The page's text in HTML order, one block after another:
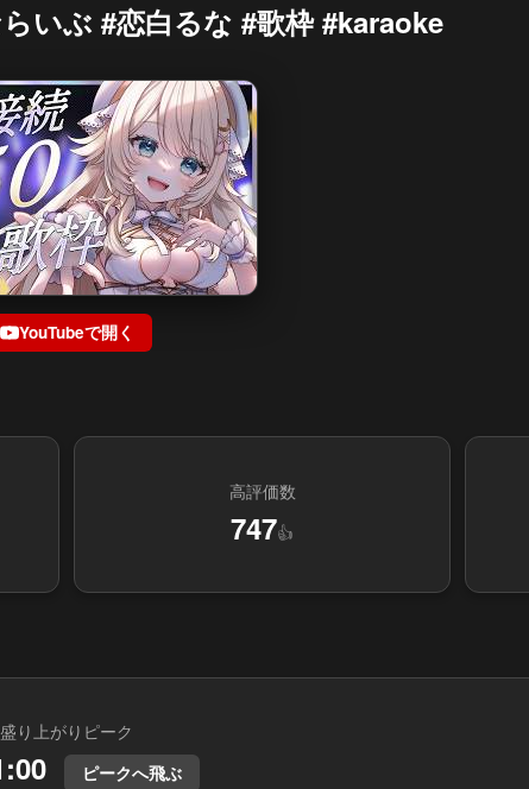
いぶ #恋白るな #歌枠 #karaoke
YouTubeで開く
高評価数
747👍
盛り上がりピーク
ピークへ飛ぶ